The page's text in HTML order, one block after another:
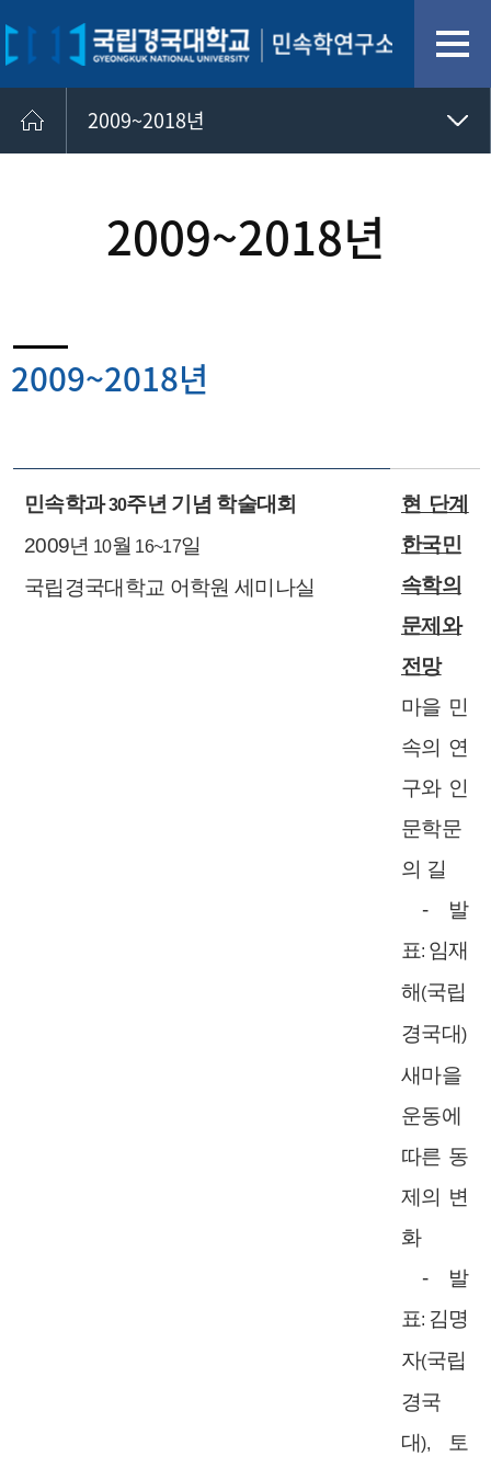
학술활동
2009~2018년
2009~2018년
2009~2018년
2009~2018년
민속학과30주년 기념 학술대회
2009년 10월 16~17일
국립경국대학교 어학원 세미나실
현 단계
한국민
속학의
문제와
전망
마을 민
속의 연
구와 인
문학문
의 길
- 발
표: 임재
해 (국립
경국대)
새마을
운동에
따른 동
제의 변
화
- 발
표: 김명
자(국립
경국
대),
토